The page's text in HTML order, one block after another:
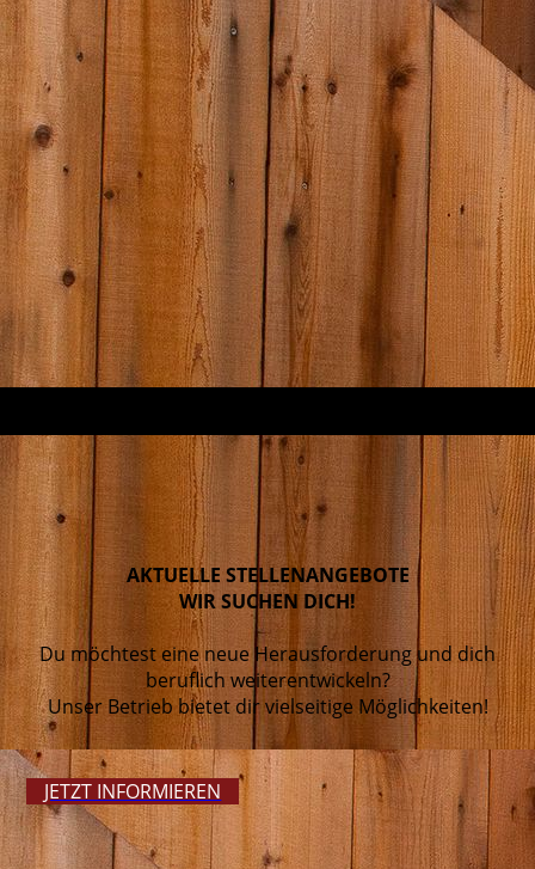
AKTUELLE STELLENANGEBOTE
WIR SUCHEN DICH!
Du möchtest eine neue Herausforderung und dich
beruflich weiterentwickeln?
Unser Betrieb bietet dir vielseitige Möglichkeiten!
JETZT INFORMIEREN